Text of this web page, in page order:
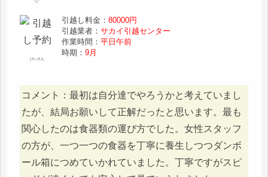
けいさん
引越し料金：80000円
引越業者：サカイ引越センター
作業時間：平日午前
時期：9月
コメント：最初は自分達でやろうかと考えていまし
たが、結局お願いして正解だったと思います。最も
関心したのは食器類の運び方でした。女性スタッフ
の方が、一つ一つの食器を丁寧に養生しつつダンボ
ール箱につめていかれていました。丁寧ですがスピ